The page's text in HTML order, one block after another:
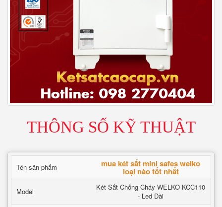
THÔNG SỐ KỸ THUẬT
Tên sản phẩm mua két sắt mini safes welko
loại nào tốt nhất
Model
Két Sắt Chống Cháy WELKO KCC110
- Led Dài